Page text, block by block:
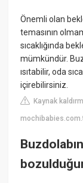
Önemli olan
temasının
sıcaklığında
mümkündür.
ısıtabilir, oda
içirebilirsiniz.
Kaynak